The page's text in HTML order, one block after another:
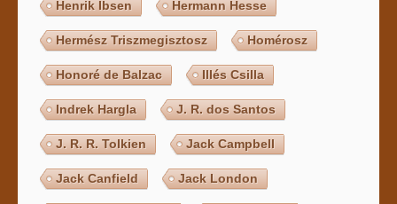
Henrik Ibsen Hermann Hesse
Hermész Triszmegisztosz Homérosz
Honoré de Balzac Illés Csilla
Indrek Hargla J. R. dos Santos
J. R. R. Tolkien Jack Campbell
Jack Canfield Jack London